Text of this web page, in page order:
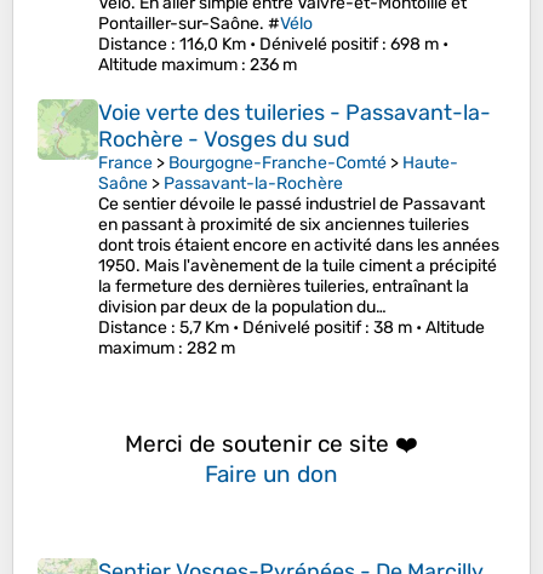
Pontailler-sur-Saône. #Vélo
Distance : 116,0 Km • Dénivelé positif: 698 m •
Altitude maximum : 236 m
Voie verte des tuileries - Passavant-la-
Rochère - Vosges du sud
France > Bourgogne-Franche-Comté > Haute-
Saône > Passavant-la-Rochère
Ce sentier dévoile le passé industriel de Passavant
en passant à proximité de six anciennes tuileries
dont trois étaient encore en activité dans les années
1950. Mais l'avènement de la tuile ciment a précipité
la fermeture des dernières tuileries, entraînant la
division par deux de la population du…
Distance : 5,7 Km • Dénivelé positif: 38 m •Altitude
maximum : 282 m
Merci de soutenir ce site ❤️
Faire un don